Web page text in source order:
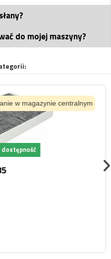
do mojej maszyny?
w magazynie centralnym